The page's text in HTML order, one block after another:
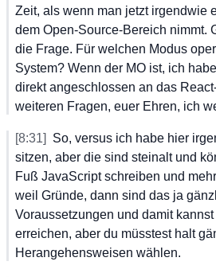
Zeit, als wenn man jetzt irgendwie
dem Open-Source-Bereich nimmt.
die Frage. Für welchen Modus
System? Wenn der MO ist, ich habe
direkt angeschlossen an das
weiteren Fragen, euer Ehren, ich
[8:31] So, versus ich habe hier
sitzen, aber die sind steinalt und
Fuß JavaScript schreiben und mehr
weil Gründe, dann sind das ja
Voraussetzungen und damit kannst
erreichen, aber du müsstest halt
Herangehensweisen wählen.